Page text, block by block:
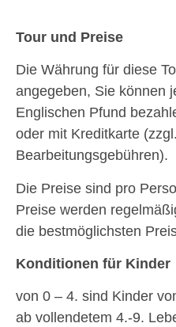
Tour und Preise
Die Währung für diese
angegeben, Sie können
Englischen Pfund
oder mit Kreditkarte
Bearbeitungsgebühren).
Die Preise sind pro
Preise werden
die bestmöglichsten
Konditionen für Kinder
von 0 – 4. sind Kinder
ab vollendetem 4.-9.